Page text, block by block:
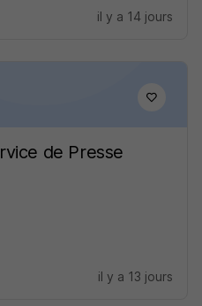
il y a 14 jours
de Presse
il y a 13 jours